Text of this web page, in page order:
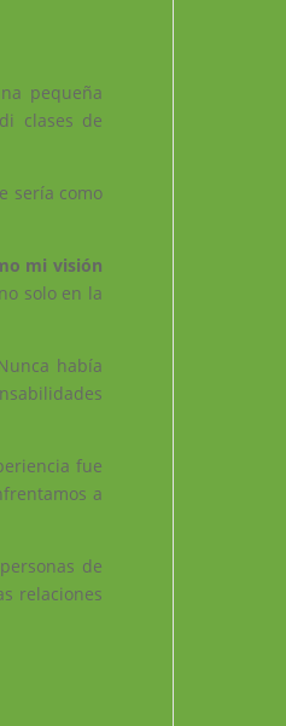
pequeña
clases de
sería como
mi visión
solo en la
había
fue
a
de
relaciones